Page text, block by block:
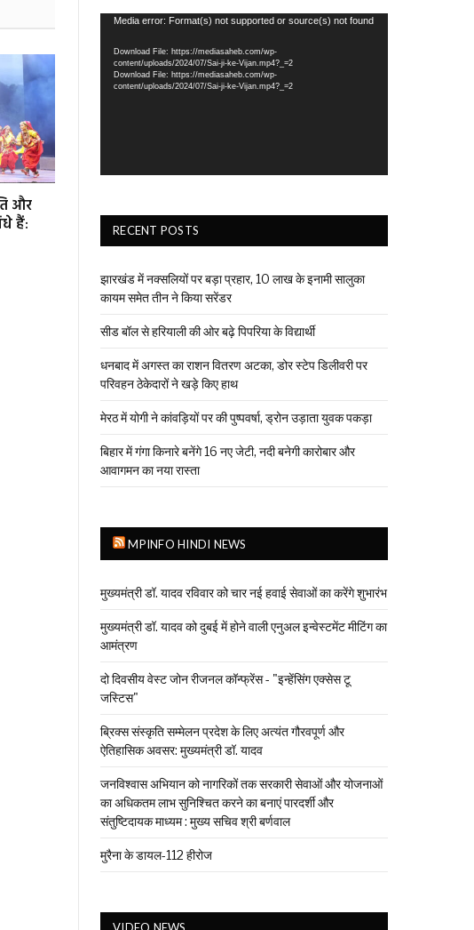
और
हैं:
Video
Media error: Format(s) not supported or source(s) not found
Download File: https://mediasaheb.com/wp-
content/uploads/2024/07/Sai-ji-ke-Vijan.mp4?_=2
Download File: https://mediasaheb.com/wp-
content/uploads/2024/07/Sai-ji-ke-Vijan.mp4?_=2
RECENT POSTS
झारखंड में नक्सलियों पर बड़ा प्रहार, 10 लाख के इनामी सालुका
कायम समेत तीन ने किया सरेंडर
सीड बॉल से हरियाली की ओर बढ़े पिपरिया के विद्यार्थी
धनबाद में अगस्त का राशन वितरण अटका, डोर स्टेप डिलीवरी पर
परिवहन ठेकेदारों ने खड़े किए हाथ
मेरठ में योगी ने कांवड़ियों पर की पुष्पवर्षा, ड्रोन उड़ाता युवक पकड़ा
बिहार में गंगा किनारे बनेंगे 16 नए जेटी, नदी बनेगी कारोबार और
आवागमन का नया रास्ता
MPINFO HINDI NEWS
मुख्यमंत्री डॉ. यादव रविवार को चार नई हवाई सेवाओं का करेंगे शुभारंभ
मुख्यमंत्री डॉ. यादव को दुबई में होने वाली एनुअल इन्वेस्टमेंट मीटिंग का
आमंत्रण
दो दिवसीय वेस्ट जोन रीजनल कॉन्फ्रेंस - "इन्हेंसिंग एक्सेस टू
जस्टिस"
ब्रिक्स संस्कृति सम्मेलन प्रदेश के लिए अत्यंत गौरवपूर्ण और
ऐतिहासिक अवसर: मुख्यमंत्री डॉ. यादव
जनविश्वास अभियान को नागरिकों तक सरकारी सेवाओं और योजनाओं
का अधिकतम लाभ सुनिश्चित करने का बनाएं पारदर्शी और
संतुष्टिदायक माध्यम : मुख्य सचिव श्री बर्णवाल
मुरैना के डायल-112 हीरोज